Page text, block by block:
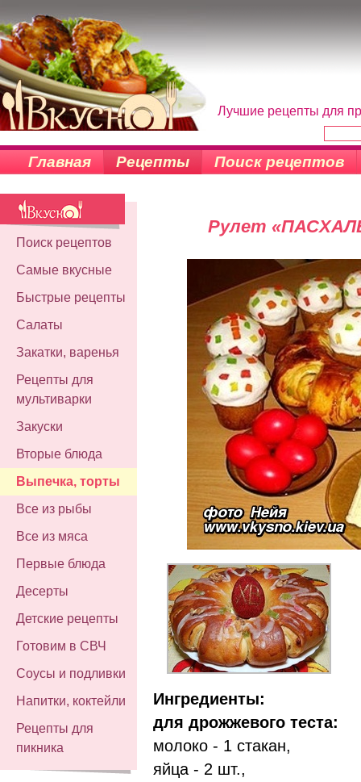
Лучшие рецепты для
Главная Рецепты Поиск рецептов
Поиск рецептов
Самые вкусные
Быстрые рецепты
Салаты
Закатки, варенья
Рецепты для
мультиварки
Закуски
Вторые блюда
Выпечка, торты
Все из рыбы
Все из мяса
Первые блюда
Десерты
Детские рецепты
Готовим в СВЧ
Соусы и подливки
Напитки, коктейли
Рецепты для
пикника
Рулет
Ингредиенты:
для дрожжевого теста:
молоко - 1 стакан,
яйца - 2 шт.,